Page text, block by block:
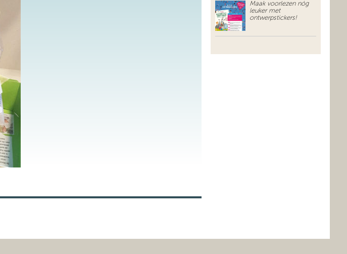
Maak voorlezen nóg
leuker met
ontwerpstickers!